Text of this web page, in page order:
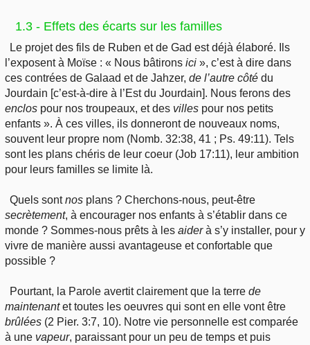
1.3 - Effets des écarts sur les familles
Le projet des fils de Ruben et de Gad est déjà élaboré. Ils
l’exposent à Moïse : « Nous bâtirons ici », c’est à dire dans
ces contrées de Galaad et de Jahzer, de l’autre côté du
Jourdain [c’est-à-dire à l’Est du Jourdain]. Nous ferons des
enclos pour nos troupeaux, et des villes pour nos petits
enfants ». À ces villes, ils donneront de nouveaux noms,
souvent leur propre nom (Nomb. 32:38, 41 ; Ps. 49:11). Tels
sont les plans chéris de leur coeur (Job 17:11), leur ambition
pour leurs familles se limite là.
Quels sontnos plans ? Cherchons-nous, peut-être
secrètement, à encourager nos enfants à s’établir dans ce
monde ? Sommes-nous prêts à les aiderà s’y installer, pour y
vivre de manière aussi avantageuse et confortable que
possible ?
Pourtant, la Parole avertit clairement que la terrede
maintenantet toutes les oeuvres qui sont en elle vont être
brûlées (2 Pier. 3:7, 10). Notre vie personnelle est comparée
à une vapeur, paraissant pour un peu de temps et puis